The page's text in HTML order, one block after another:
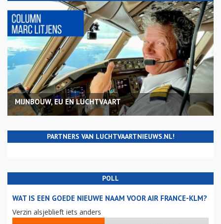
MIJNBOUW, EU EN LUCHTVAART
PARTNERS VAN LUCHTVAARTNIEUWS.NL!
POLL
WAT IS EEN GOEDE NIEUWE NAAM VOOR AIR FRANCE-KLM?
Verzin alsjeblieft iets anders